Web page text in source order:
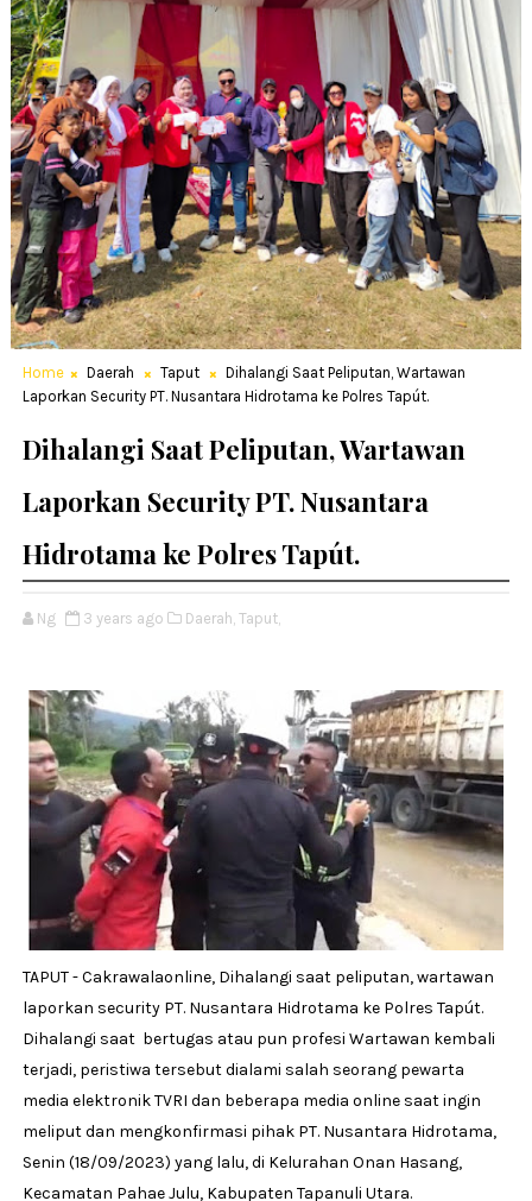
Home Daerah Taput
Dihalangi Saat Peliputan, Wartawan
Laporkan Security PT. Nusantara Hidrotama ke Polres Tapút.
Dihalangi Saat Peliputan, Wartawan
Laporkan Security PT. Nusantara
Hidrotama ke Polres Tapút.
Ng 3 years ago Daerah, Taput,
TAPUT - Cakrawalaonline, Dihalangi saat peliputan, wartawan
laporkan security PT. Nusantara Hidrotama ke Polres Tapút.
Dihalangi saat bertugas atau pun profesi Wartawan kembali
terjadi, peristiwa tersebut dialami salah seorang pewarta
media elektronik TVRI dan beberapa media online saat ingin
meliput dan mengkonfirmasi pihak PT. Nusantara Hidrotama,
Senin (18/09/2023) yang lalu, di Kelurahan Onan Hasang,
Kecamatan Pahae Julu, Kabupaten Tapanuli Utara.